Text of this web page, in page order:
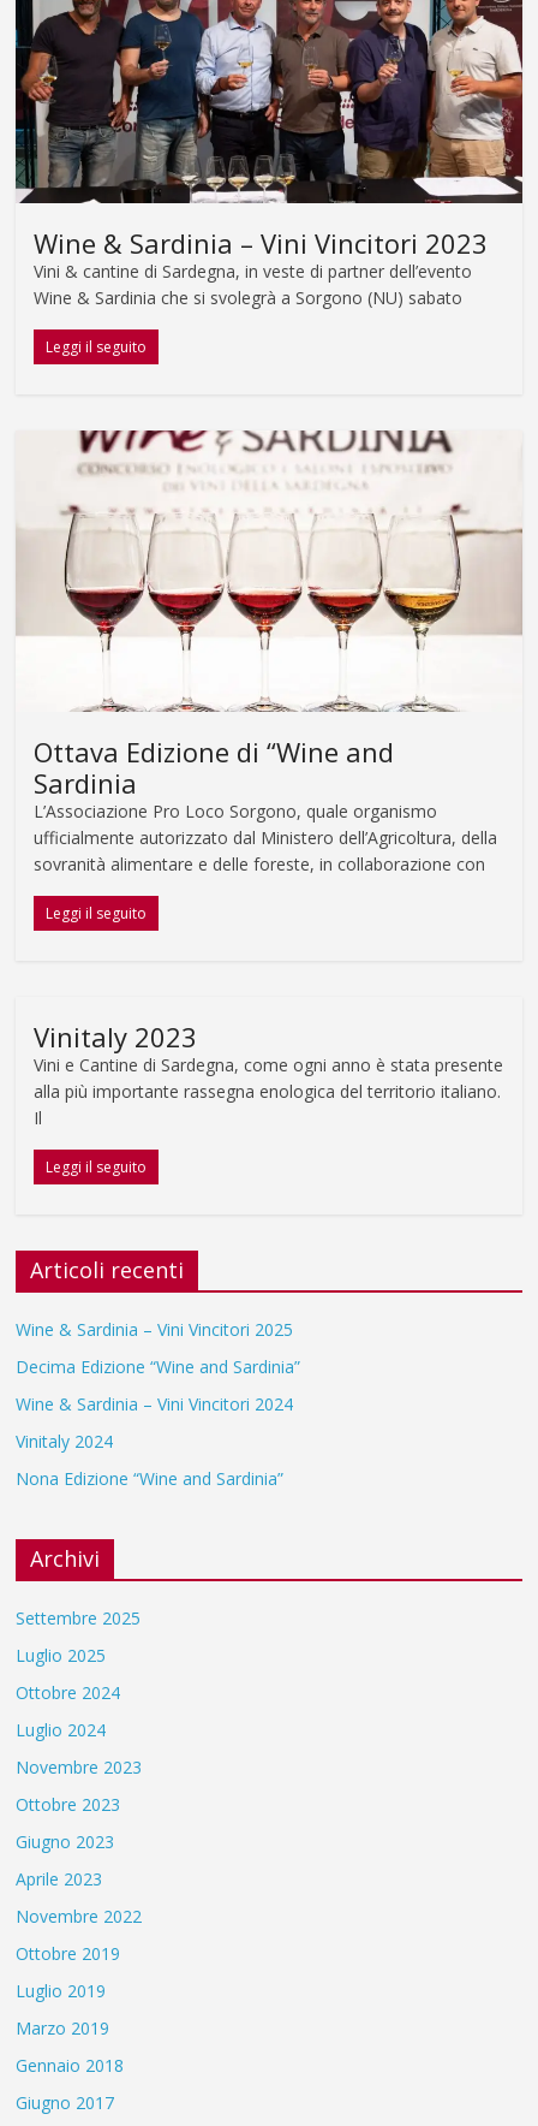
Wine & Sardinia – Vini Vincitori 2023
Vini & cantine di Sardegna, in veste di partner dell’evento
Wine & Sardinia che si svolegrà a Sorgono (NU) sabato
Leggi il seguito
Ottava Edizione di “Wine and
Sardinia
L’Associazione Pro Loco Sorgono, quale organismo
ufficialmente autorizzato dal Ministero dell’Agricoltura, della
sovranità alimentare e delle foreste, in collaborazione con
Leggi il seguito
Vinitaly 2023
Vini e Cantine di Sardegna, come ogni anno è stata presente
alla più importante rassegna enologica del territorio italiano.
Il
Leggi il seguito
Articoli recenti
Wine & Sardinia – Vini Vincitori 2025
Decima Edizione “Wine and Sardinia”
Wine & Sardinia – Vini Vincitori 2024
Vinitaly 2024
Nona Edizione “Wine and Sardinia”
Archivi
Settembre 2025
Luglio 2025
Ottobre 2024
Luglio 2024
Novembre 2023
Ottobre 2023
Giugno 2023
Aprile 2023
Novembre 2022
Ottobre 2019
Luglio 2019
Marzo 2019
Gennaio 2018
Giugno 2017